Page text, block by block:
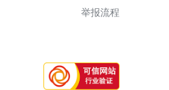
举报流程